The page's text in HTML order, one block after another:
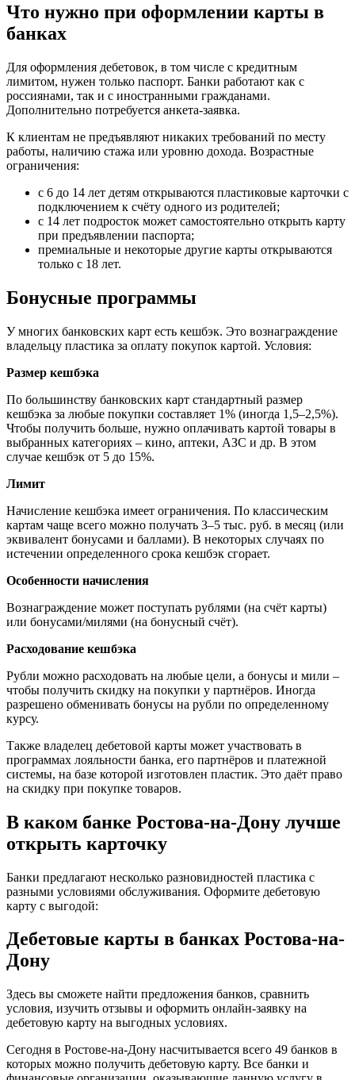
Что нужно при оформлении карты в
банках
Для оформления дебетовок, в том числе с кредитным
лимитом, нужен только паспорт. Банки работают как с
россиянами, так и с иностранными гражданами.
Дополнительно потребуется анкета-заявка.
К клиентам не предъявляют никаких требований по месту
работы, наличию стажа или уровню дохода. Возрастные
ограничения:
с 6 до 14 лет детям открываются пластиковые карточки с
подключением к счёту одного из родителей;
с 14 лет подросток может самостоятельно открыть карту
при предъявлении паспорта;
премиальные и некоторые другие карты открываются
только с 18 лет.
Бонусные программы
У многих банковских карт есть кешбэк. Это вознаграждение
владельцу пластика за оплату покупок картой. Условия:
Размер кешбэка
По большинству банковских карт стандартный размер
кешбэка за любые покупки составляет 1% (иногда 1,5–2,5%).
Чтобы получить больше, нужно оплачивать картой товары в
выбранных категориях – кино, аптеки, АЗС и др. В этом
случае кешбэк от 5 до 15%.
Лимит
Начисление кешбэка имеет ограничения. По классическим
картам чаще всего можно получать 3–5 тыс. руб. в месяц (или
эквивалент бонусами и баллами). В некоторых случаях по
истечении определенного срока кешбэк сгорает.
Особенности начисления
Вознаграждение может поступать рублями (на счёт карты)
или бонусами/милями (на бонусный счёт).
Расходование кешбэка
Рубли можно расходовать на любые цели, а бонусы и мили –
чтобы получить скидку на покупки у партнёров. Иногда
разрешено обменивать бонусы на рубли по определенному
курсу.
Также владелец дебетовой карты может участвовать в
программах лояльности банка, его партнёров и платежной
системы, на базе которой изготовлен пластик. Это даёт право
на скидку при покупке товаров.
В каком банке Ростова-на-Дону лучше
открыть карточку
Банки предлагают несколько разновидностей пластика с
разными условиями обслуживания. Оформите дебетовую
карту с выгодой:
Дебетовые карты в банках Ростова-на-
Дону
Здесь вы сможете найти предложения банков, сравнить
условия, изучить отзывы и оформить онлайн-заявку на
дебетовую карту на выгодных условиях.
Сегодня в Ростове-на-Дону насчитывается всего 49 банков в
которых можно получить дебетовую карту. Все банки и